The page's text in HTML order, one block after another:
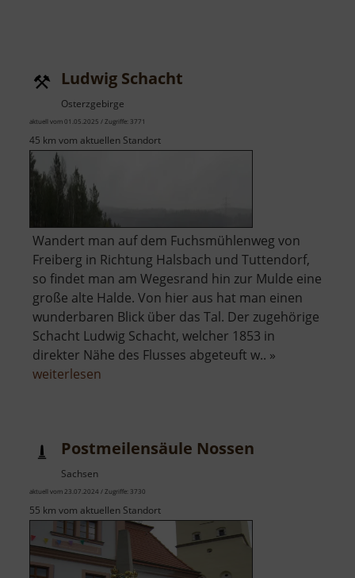
Ludwig Schacht
Osterzgebirge
aktuell vom 01.05.2025 / Zugriffe: 3771
45 km vom aktuellen Standort
Wandert man auf dem Fuchsmühlenweg von
Freiberg in Richtung Halsbach und Tuttendorf,
so findet man am Wegesrand hin zur Mulde eine
große alte Halde. Von hier aus hat man einen
wunderbaren Blick über das Tal. Der zugehörige
Schacht Ludwig Schacht, welcher 1853 in
direkter Nähe des Flusses abgeteuft w.. »
weiterlesen
Postmeilensäule Nossen
Sachsen
aktuell vom 23.07.2024 / Zugriffe: 3730
55 km vom aktuellen Standort